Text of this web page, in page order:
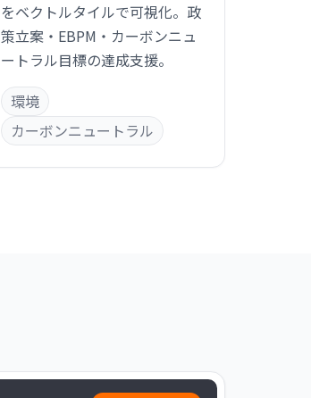
をベクトルタイルで可視化。政
策立案・EBPM・カーボンニュ
ートラル目標の達成支援。
環境
カーボンニュートラル